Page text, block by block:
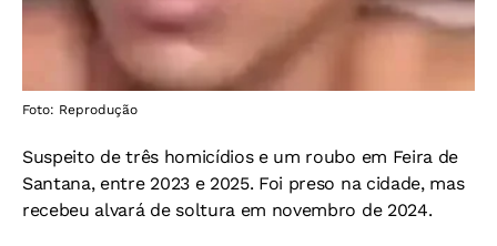
Foto: Reprodução
Suspeito de três homicídios e um roubo em Feira de
Santana, entre 2023 e 2025. Foi preso na cidade, mas
recebeu alvará de soltura em novembro de 2024.